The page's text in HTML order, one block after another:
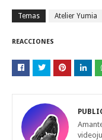
Temas Atelier Yumia
REACCIONES